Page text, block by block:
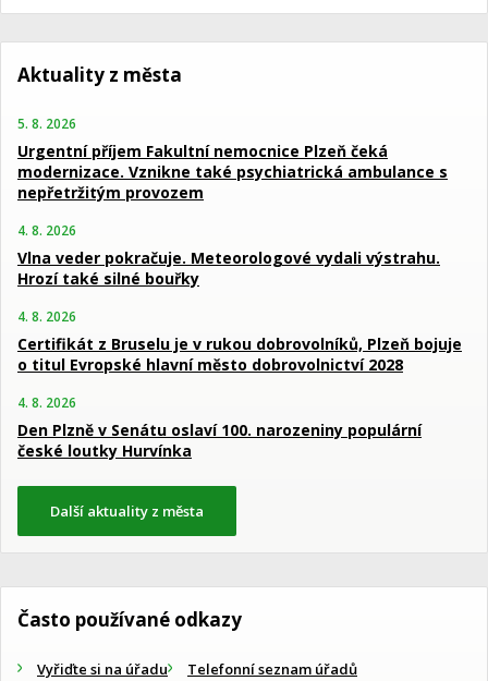
Aktuality z města
5. 8. 2026
Urgentní příjem Fakultní nemocnice Plzeň čeká
modernizace. Vznikne také psychiatrická ambulance s
nepřetržitým provozem
4. 8. 2026
Vlna veder pokračuje. Meteorologové vydali výstrahu.
Hrozí také silné bouřky
4. 8. 2026
Certifikát z Bruselu je v rukou dobrovolníků, Plzeň bojuje
o titul Evropské hlavní město dobrovolnictví 2028
4. 8. 2026
Den Plzně v Senátu oslaví 100. narozeniny populární
české loutky Hurvínka
Další aktuality z města
Často používané odkazy
Vyřiďte si na úřadu Telefonní seznam úřadů